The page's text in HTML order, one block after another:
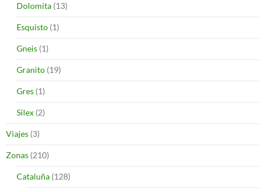
Dolomita (13)
Esquisto (1)
Gneis (1)
Granito (19)
Gres (1)
Silex (2)
Viajes (3)
Zonas (210)
Cataluña (128)